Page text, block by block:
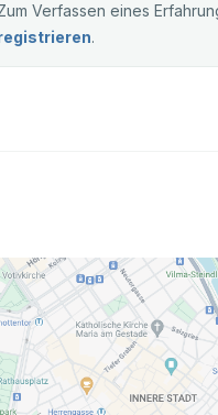
Verfassen eines
.